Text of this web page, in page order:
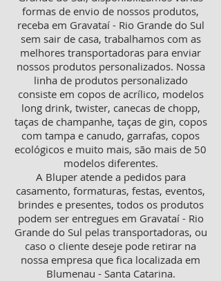
formas de envio de nossos produtos,
receba em Gravataí - Rio Grande do Sul
sem sair de casa, trabalhamos com as
melhores transportadoras para enviar
nossos produtos personalizados. Nossa
linha de produtos personalizado
consiste em copos de acrílico, modelos
long drink, twister, canecas de chopp,
taças de champanhe, taças de gin, copos
com tampa e canudo, garrafas, copos
ecológicos e muito mais, são mais de 50
modelos diferentes.
A Bluper atende a pedidos para
casamento, formaturas, festas, eventos,
brindes e presentes, todos os produtos
podem ser entregues em Gravataí - Rio
Grande do Sul pelas transportadoras, ou
caso o cliente deseje pode retirar na
nossa empresa que fica localizada em
Blumenau - Santa Catarina.